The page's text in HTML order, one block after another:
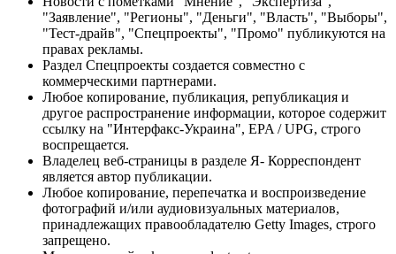
"Заявление", "Регионы", "Деньги", "Власть", "Выборы",
"Тест-драйв", "Спецпроекты", "Промо" публикуются на
правах рекламы.
Раздел Спецпроекты создается совместно с
коммерческими партнерами.
Любое копирование, публикация, републикация и
другое распространение информации, которое содержит
ссылку на "Интерфакс-Украина", EPA / UPG, строго
воспрещается.
Владелец веб-страницы в разделе Я- Корреспондент
является автор публикации.
Любое копирование, перепечатка и воспроизведение
фотографий и/или аудиовизуальных материалов,
принадлежащих правообладателю Getty Images, строго
запрещено.